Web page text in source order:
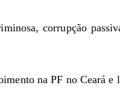
corrupção
na PF no Ceará e